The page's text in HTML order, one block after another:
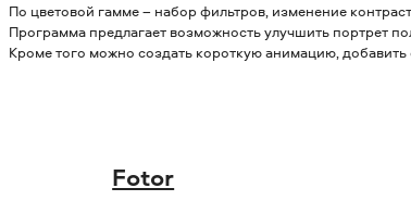
По цветовой гамме – набор фильтров, изменение
Программа предлагает возможность улучшить портрет
Кроме того можно создать короткую анимацию, добавить
Fotor